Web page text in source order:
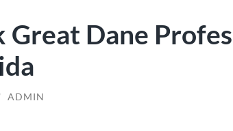
Great Dane
ADMIN